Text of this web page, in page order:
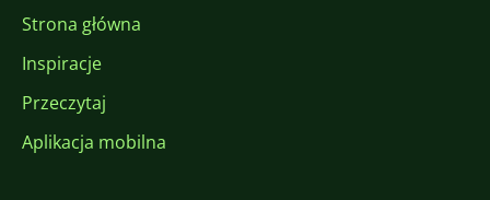
Strona główna
Inspiracje
Przeczytaj
Aplikacja mobilna